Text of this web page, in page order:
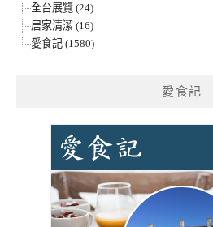
全台展覽 (24)
居家清潔 (16)
愛食記 (1580)
愛食記